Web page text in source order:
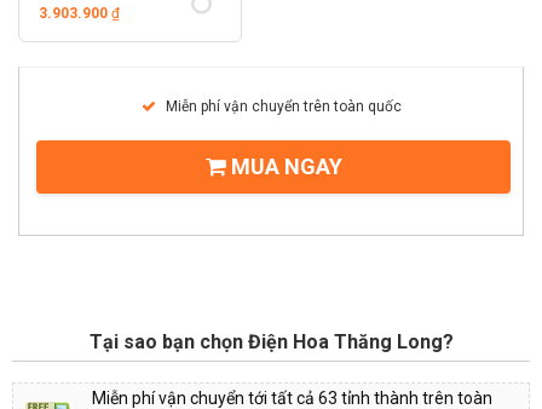
3.903.900 ₫
Miễn phí vận chuyển trên toàn quốc
MUA NGAY
Tại sao bạn chọn Điện Hoa Thăng Long?
Miễn phí vận chuyển tới tất cả 63 tỉnh thành trên toàn